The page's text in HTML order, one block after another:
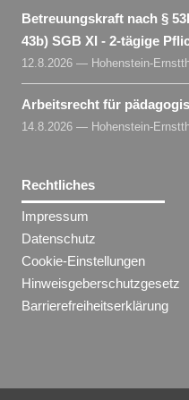
Betreuungskraft nach §
43b) SGB XI - 2-tägige
12.8.2026 — Hohenstein-
Arbeitsrecht für
14.8.2026 — Hohenstein-
Rechtliches
Impressum
Datenschutz
Cookie-Einstellungen
Hinweisgeberschutzgesetz
Barrierefreiheitserklärung